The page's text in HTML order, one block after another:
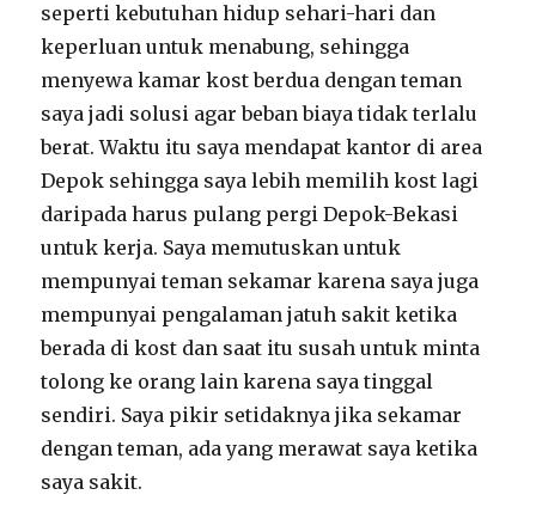
seperti kebutuhan hidup sehari-hari dan
keperluan untuk menabung, sehingga
menyewa kamar kost berdua dengan teman
saya jadi solusi agar beban biaya tidak terlalu
berat. Waktu itu saya mendapat kantor di area
Depok sehingga saya lebih memilih kost lagi
daripada harus pulang pergi Depok-Bekasi
untuk kerja. Saya memutuskan untuk
mempunyai teman sekamar karena saya juga
mempunyai pengalaman jatuh sakit ketika
berada di kost dan saat itu susah untuk minta
tolong ke orang lain karena saya tinggal
sendiri. Saya pikir setidaknya jika sekamar
dengan teman, ada yang merawat saya ketika
saya sakit.